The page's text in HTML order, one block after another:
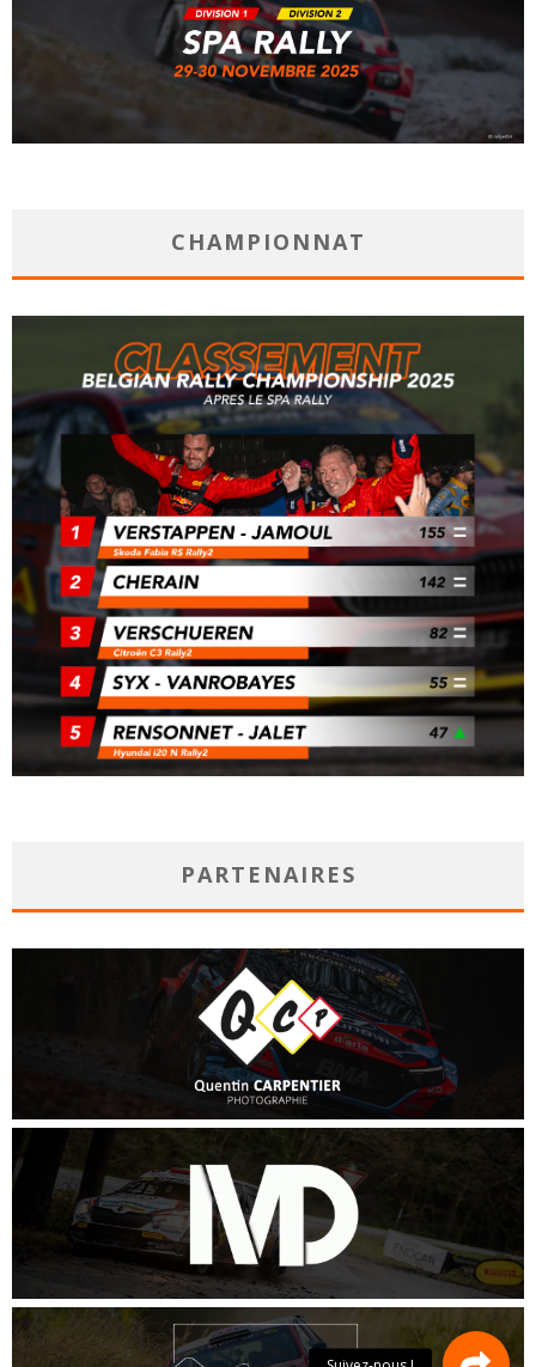
CHAMPIONNAT
PARTENAIRES